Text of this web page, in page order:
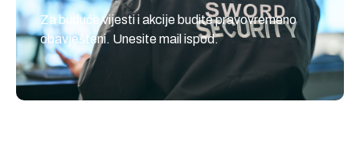
Za buduće vijesti i akcije budite pravovremeno
obavješteni. Unesite mail ispod.